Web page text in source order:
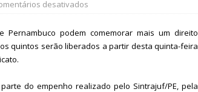
de duas horas. Veja as orientações do Sintrajusc
desativados
podem comemorar mais um direito
quintos serão liberados a partir desta quinta-feira
do empenho realizado pelo Sintrajuf/PE, pela